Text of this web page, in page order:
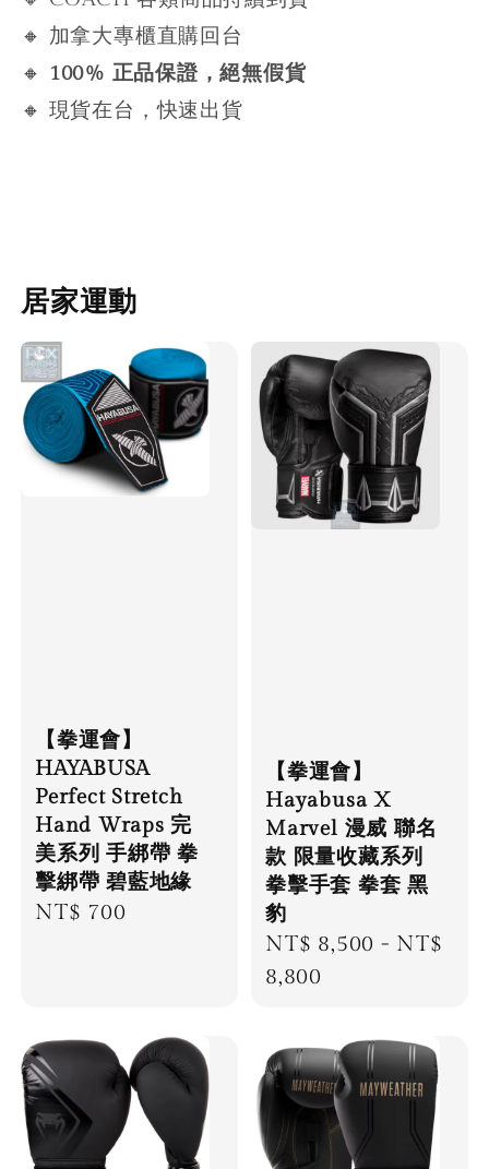
🔸 加拿大專櫃直購回台
🔸 100% 正品保證，絕無假貨
🔸 現貨在台，快速出貨
居家運動
【拳運會】
HAYABUSA
Perfect Stretch
Hand Wraps 完
美系列 手綁帶 拳
擊綁帶 碧藍地緣
Regular
NT$ 700
【拳運會】
Hayabusa X
Marvel 漫威 聯名
款 限量收藏系列
拳擊手套 拳套 黑
豹
Regular
price
NT$ 8,500 - NT$
8,800